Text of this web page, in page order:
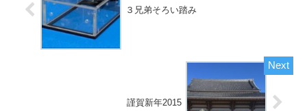
３兄弟そろい踏み
謹賀新年2015